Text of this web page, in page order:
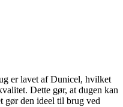
er lavet af Dunicel, hvilket
Dette gør, at dugen kan
gør den ideel til brug ved